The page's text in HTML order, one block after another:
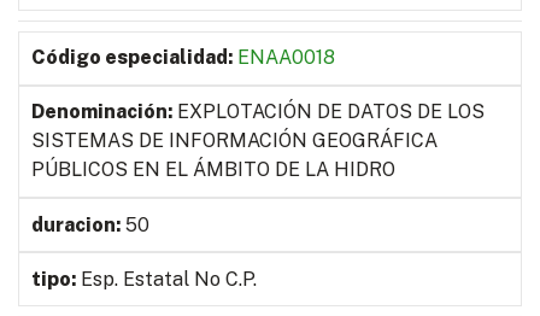
ENAA0018
EXPLOTACIÓN DE DATOS DE LOS
SISTEMAS DE INFORMACIÓN GEOGRÁFICA
PÚBLICOS EN EL ÁMBITO DE LA HIDRO
50
Esp. Estatal No C.P.